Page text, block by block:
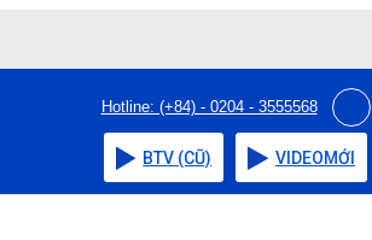
Hotline: (+84) - 0204 - 3555568
BTV (CŨ) VIDEOMỚI